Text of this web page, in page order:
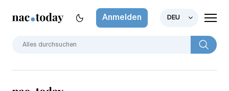
Anmelden DEU